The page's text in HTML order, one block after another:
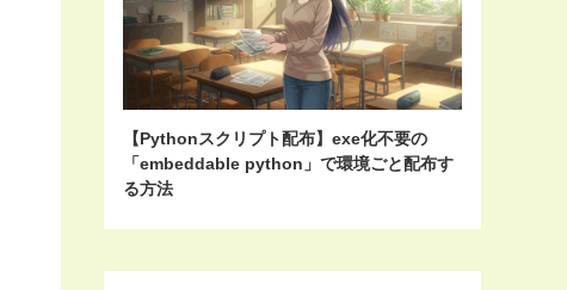
【Pythonスクリプト配布】exe化不要の
「embeddable python」で環境ごと配布す
る方法